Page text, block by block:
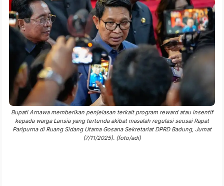
Bupati Arnawa memberikan penjelasan terkait program reward atau insentif
kepada warga Lansia yang tertunda akibat masalah regulasi seusai Rapat
Paripurna di Ruang Sidang Utama Gosana Sekretariat DPRD Badung, Jumat
(7/11/2025). (foto/adi)